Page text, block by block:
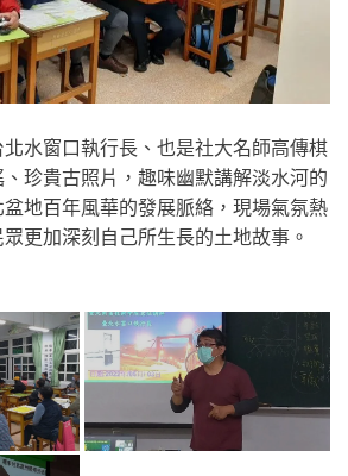
水窗口執行長、也是社大名師高傳棋
珍貴古照片，趣味幽默講解淡水河的
地百年風華的發展脈絡，現場氣氛熱
更加深刻自己所生長的土地故事。